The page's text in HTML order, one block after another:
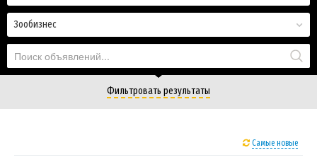
Зообизнес
Фильтровать результаты
Самые новые